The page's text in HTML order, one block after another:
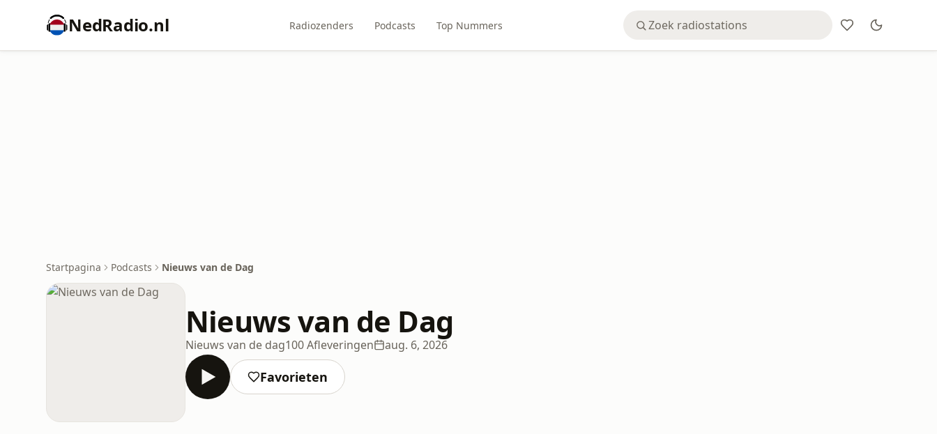
NedRadio.nl Radiozenders Podcasts Top Nummers
Startpagina Podcasts Nieuws van de Dag
Nieuws van de Dag
Nieuws van de dag100 Afleveringen aug. 6, 2026
Favorieten